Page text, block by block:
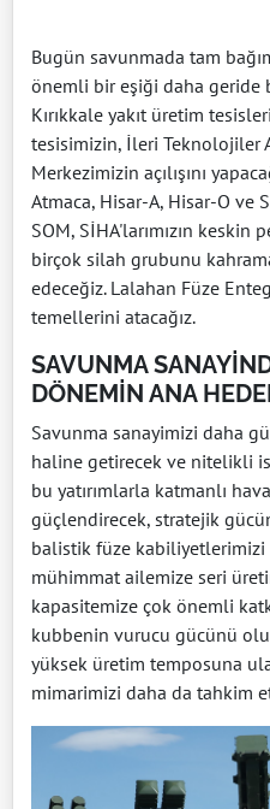
Bugün savunmada tam
önemli bir eşiği daha geride
Kırıkkale yakıt üretim
tesisimizin, İleri Teknolojiler
Merkezimizin açılışını
Atmaca, Hisar-A, Hisar-O ve
SOM, SİHA'larımızın keskin
birçok silah grubunu
edeceğiz. Lalahan Füze
temellerini atacağız.
SAVUNMA
DÖNEMİN ANA
Savunma sanayimizi daha
haline getirecek ve nitelikli
bu yatırımlarla katmanlı
güçlendirecek, stratejik
balistik füze kabiliyetlerimizi
mühimmat ailemize seri
kapasitemize çok önemli
kubbenin vurucu gücünü
yüksek üretim temposuna
mimarimizi daha da tahkim